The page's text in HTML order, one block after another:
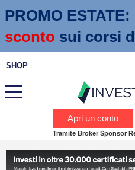
PROMO ESTATE:
sconto sui corsi
SHOP
Calendario economico
Apri un conto
Tramite Broker Sponsor